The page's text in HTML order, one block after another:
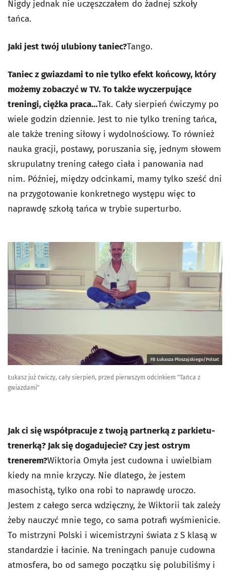
Nigdy jednak nie uczęszczałem do żadnej szkoły
tańca.
Jaki jest twój ulubiony taniec?Tango.
Taniec z gwiazdami to nie tylko efekt końcowy, który
możemy zobaczyć w TV. To także wyczerpujące
treningi, ciężka praca…Tak. Cały sierpień ćwiczymy po
wiele godzin dziennie. Jest to nie tylko trening tańca,
ale także trening siłowy i wydolnościowy. To również
nauka gracji, postawy, poruszania się, jednym słowem
skrupulatny trening całego ciała i panowania nad
nim. Później, między odcinkami, mamy tylko sześć dni
na przygotowanie konkretnego występu więc to
naprawdę szkołą tańca w trybie superturbo.
FB Łukasza Płoszajskiego/Polsat
Łukasz już ćwiczy, cały sierpień, przed pierwszym odcinkiem "Tańca z
gwiazdami"
Jak ci się współpracuje z twoją partnerką z parkietu-
trenerką? Jak się dogadujecie? Czy jest ostrym
trenerem?Wiktoria Omyła jest cudowna i uwielbiam
kiedy na mnie krzyczy. Nie dlatego, że jestem
masochistą, tylko ona robi to naprawdę uroczo.
Jestem z całego serca wdzięczny, że Wiktorii tak zależy
żeby nauczyć mnie tego, co sama potrafi wyśmienicie.
To mistrzyni Polski i wicemistrzyni świata z S klasą w
standardzie i łacinie. Na treningach panuje cudowna
atmosfera, bo od samego początku się polubiliśmy i